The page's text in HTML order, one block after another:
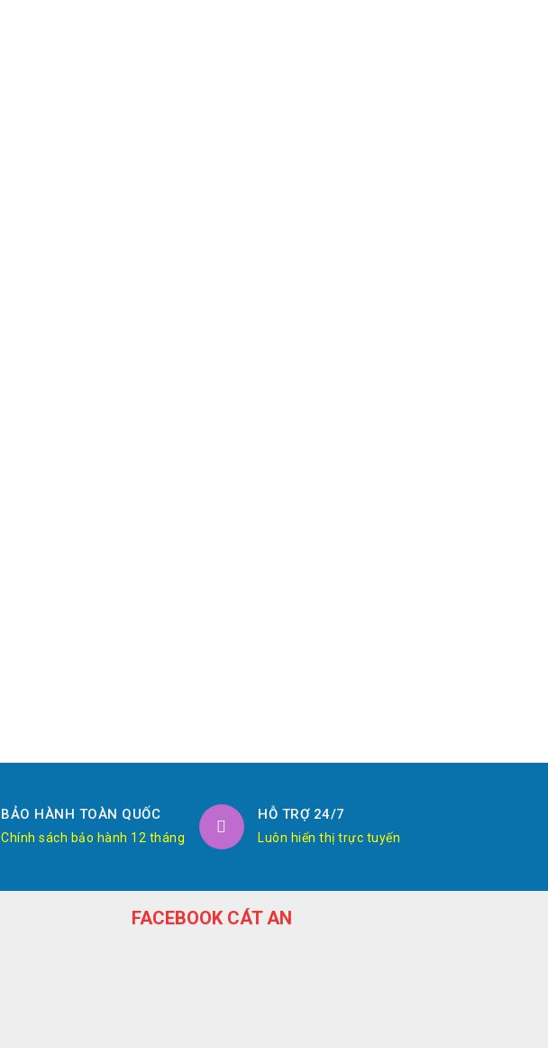
BẢO HÀNH TOÀN QUỐC
Chính sách bảo hành 12 tháng
HỖ TRỢ 24/7
Luôn hiển thị trực tuyến
FACEBOOK CÁT AN